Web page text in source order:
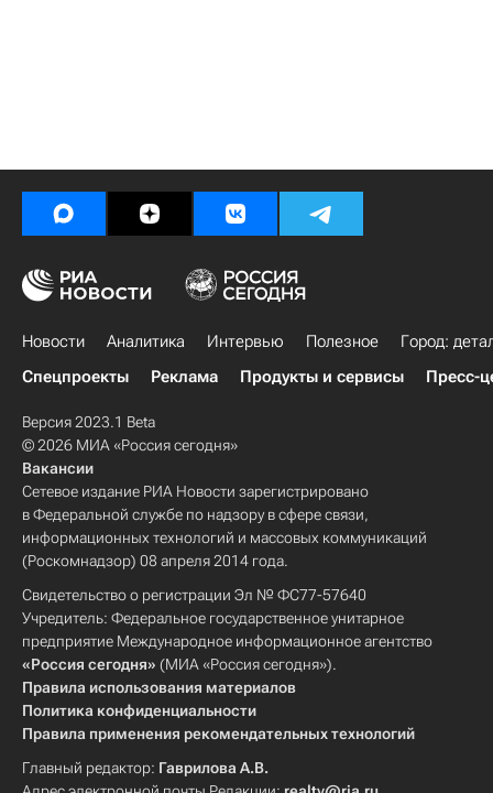
Новости Аналитика Интервью Полезное
Город:
Спецпроекты
Реклама Продукты и сервисы Пресс-
Версия 2023.1 Beta
© 2026 МИА «Россия сегодня»
Вакансии
Сетевое издание РИА Новости зарегистрировано
в Федеральной службе по надзору в сфере связи,
информационных технологий и массовых коммуникаций
(Роскомнадзор) 08 апреля 2014 года.
Свидетельство о регистрации Эл № ФС77-57640
Учредитель: Федеральное государственное унитарное
предприятие Международное информационное агентство
«Россия сегодня» (МИА «Россия сегодня»).
Правила использования материалов
Политика конфиденциальности
Правила применения рекомендательных технологий
Главный редактор: Гаврилова А.В.